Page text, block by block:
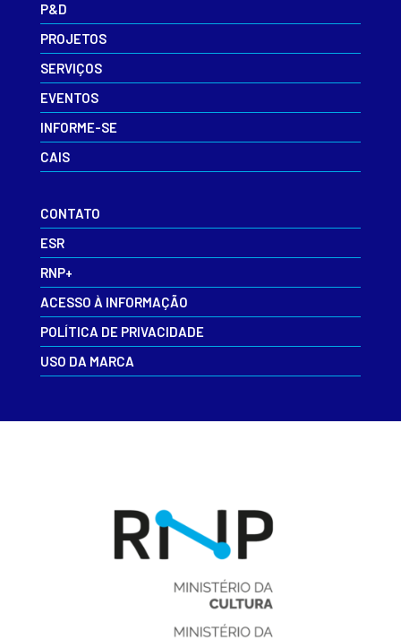
P&D
PROJETOS
SERVIÇOS
EVENTOS
INFORME-SE
CAIS
CONTATO
ESR
RNP+
ACESSO À INFORMAÇÃO
POLÍTICA DE PRIVACIDADE
USO DA MARCA